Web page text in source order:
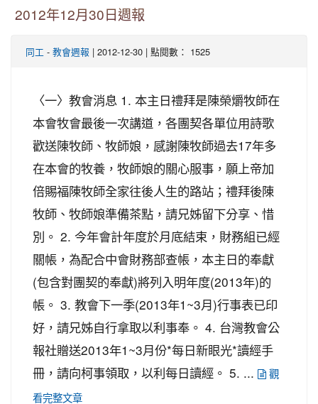
2012年12月30日週報
同工 - 教會週報 | 2012-12-30 | 點閱數： 1525
〈一〉教會消息 1. 本主日禮拜是陳榮爝牧師在
本會牧會最後一次講道，各團契各單位用詩歌
歡送陳牧師、牧師娘，感謝陳牧師過去17年多
在本會的牧養，牧師娘的關心服事，願上帝加
倍賜福陳牧師全家往後人生的路站；禮拜後陳
牧師、牧師娘準備茶點，請兄姊留下分享、惜
別。 2. 今年會計年度於月底結束，財務組已經
關帳，為配合中會財務部查帳，本主日的奉獻
(包含對團契的奉獻)將列入明年度(2013年)的
帳。 3. 教會下一季(2013年1~3月)行事表已印
好，請兄姊自行拿取以利事奉。 4. 台灣教會公
報社贈送2013年1~3月份*每日新眼光*讀經手
冊，請向柯事領取，以利每日讀經。 5. ...
觀
看完整文章